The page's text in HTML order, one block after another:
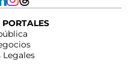
PORTALES
Legales